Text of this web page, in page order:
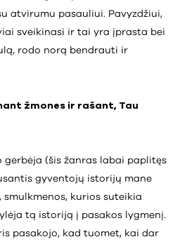
atvirumu pasauliui. Pavyzdžiui,
sveikinasi ir tai yra įprasta bei
rodo norą bendrauti ir
žmones ir rašant, Tau
gerbėja (šis žanras labai paplitęs
gyventojų istorijų mane
kurios suteikia
tą istoriją į pasakos lygmenį.
pasakojo, kad tuomet, kai dar